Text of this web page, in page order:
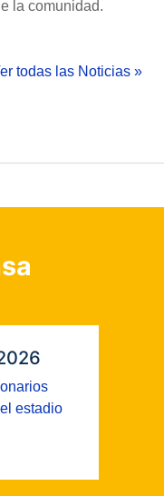
la comunidad.
todas las Noticias »
estadio